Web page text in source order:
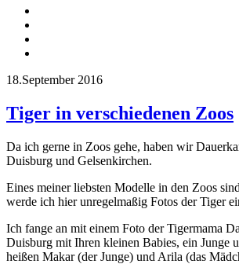
18.September 2016
Tiger in verschiedenen Zoos
Da ich gerne in Zoos gehe, haben wir
Duisburg und Gelsenkirchen.
Eines meiner liebsten Modelle in den Zoos
werde ich hier unregelmaßig Fotos der Tiger
Ich fange an mit einem Foto der Tigermama
Duisburg mit Ihren kleinen Babies, ein Junge
heißen Makar (der Junge) und Arila (das